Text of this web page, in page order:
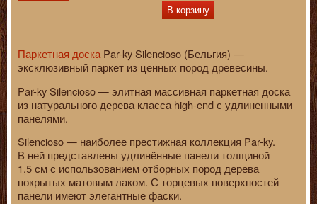
В корзину
Паркетная доска Par-ky Silencioso (Бельгия) —
эксклюзивный паркет из ценных пород древесины.
Par-ky Silencioso — элитная массивная паркетная доска
из натурального дерева класса high-end с удлиненными
панелями.
Silencioso — наиболее престижная коллекция Par-ky.
В ней представлены удлинённые панели толщиной
1,5 см с использованием отборных пород дерева
покрытых матовым лаком. С торцевых поверхностей
панели имеют элегантные фаски.